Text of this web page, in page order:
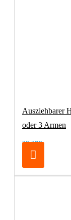
Ausziehbarer
oder 3 Armen
29,37€